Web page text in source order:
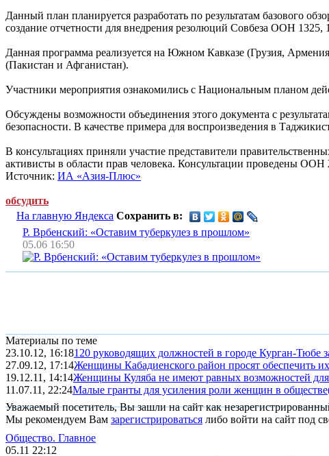
Данный план планируется разработать по результатам базового
создание отчетности для внедрения резолюций Совбеза ООН 1325,
Данная программа реализуется на Южном Кавказе (Грузия,
(Пакистан и Афганистан).
Участники мероприятия ознакомились с Национальным планом
Обсуждены возможности объединения этого документа с
безопасности. В качестве примера для воспроизведения в
В консультациях приняли участие представители
активисты в области прав человека. Консультации проведены
Источник: ИА «Азия-Плюс»
обсудить
На главную Яндекса Сохранить в:
Р. Врбенский: «Оставим туберкулез в прошлом»
05.06 16:50
Материалы по теме
23.10.12, 16:18120 руководящих должностей в городе Курган-
27.09.12, 17:14Женщины Кабадиенского район просят обеспечить
19.12.11, 14:14Женщины Куляба не имеют равных возможностей
11.07.11, 22:24Малые гранты для усиления роли женщин в обществе
Уважаемый посетитель, Вы зашли на сайт как
Мы рекомендуем Вам зарегистрироваться либо войти на сайт под
Общество. Главное
05.11 22:12